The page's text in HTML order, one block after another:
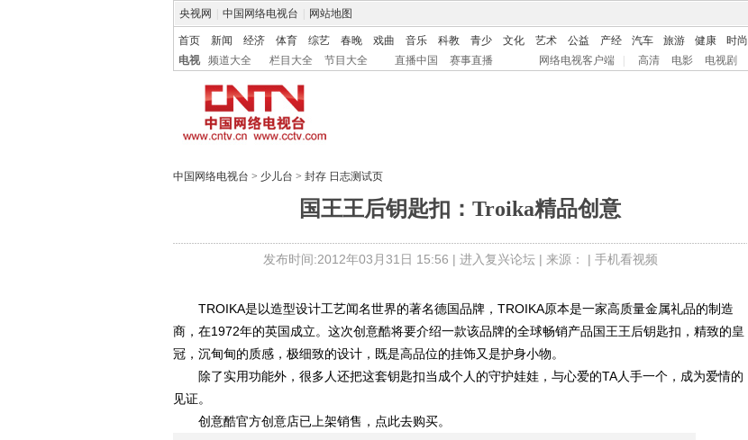
央视网 中国网络电视台 网站地图
首页 新闻 经济 体育 综艺 春晚 戏曲 音乐 科教 青少 文化 艺术 公益 产经 汽车 旅游 健康 时尚
电视
频道大全 栏目大全 节目大全 直播中国 赛事直播 网络电视客户端 高清 电影 电视剧
中国网络电视台 > 少儿台 > 封存 日志测试页
国王王后钥匙扣：Troika精品创意
发布时间:2012年03月31日 15:56 | 进入复兴论坛| 来源： | 手机看视频
TROIKA是以造型设计工艺闻名世界的著名德国品牌，TROIKA原本是一家高质量金属礼品的制造
商，在1972年的英国成立。这次创意酷将要介绍一款该品牌的全球畅销产品国王王后钥匙扣，精致的皇
冠，沉甸甸的质感，极细致的设计，既是高品位的挂饰又是护身小物。
除了实用功能外，很多人还把这套钥匙扣当成个人的守护娃娃，与心爱的TA人手一个，成为爱情的
见证。
创意酷官方创意店已上架销售，点此去购买。